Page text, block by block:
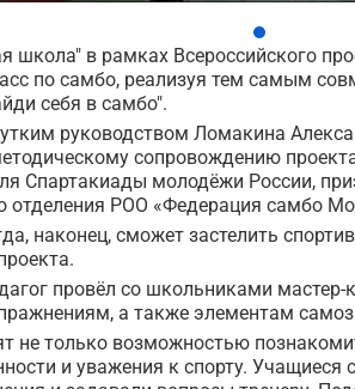
школа" в рамках Всероссийского
по самбо, реализуя тем самым
себя в самбо".
руководством Ломакина
сопровождению
Спартакиады молодёжи России,
отделения РОО «Федерация самбо
наконец, сможет застелить
провёл со школьниками мастер-
а также элементам
не только возможностью
и уважения к спорту.